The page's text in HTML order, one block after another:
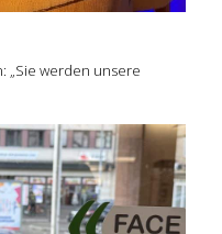
„Sie werden unsere